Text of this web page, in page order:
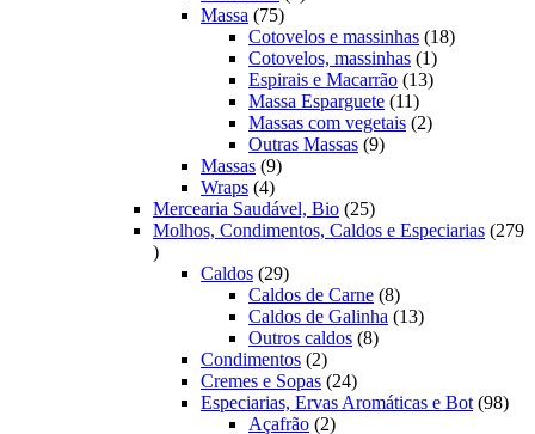
Massa 7575
produtos
Cotovelos e massinhas 1818
Cotovelos, massinhas 11
produto
Espirais e Macarrão 1313
Massa Esparguete 1111
produtos
Massas com vegetais 22
Outras Massas 99
Massas 99
Wraps 44
produtos
Mercearia Saudável, Bio 2525
produtos
Molhos, Condimentos, Caldos e Especiarias 279
279
produtosCaldos 2929
produtos
Caldos de Carne 88
produtos
Caldos de Galinha 1313
Outros caldos 88
Condimentos 22
produtos
Cremes e Sopas 2424
produtos
Especiarias, Ervas Aromáticas e Bot 9898
Açafrão 22